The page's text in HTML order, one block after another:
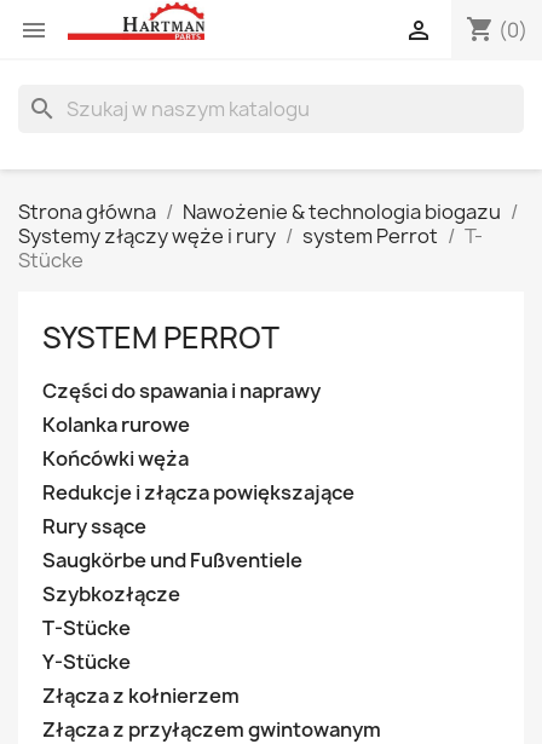
 shopping_cart (0)

search
Strona główna
Nawożenie & technologia biogazu
Systemy złączy węże i rury
system Perrot
T-
Stücke
SYSTEM PERROT
Części do spawania i naprawy
Kolanka rurowe
Końcówki węża
Redukcje i złącza powiększające
Rury ssące
Saugkörbe und Fußventiele
Szybkozłącze
T-Stücke
Y-Stücke
Złącza z kołnierzem
Złącza z przyłączem gwintowanym